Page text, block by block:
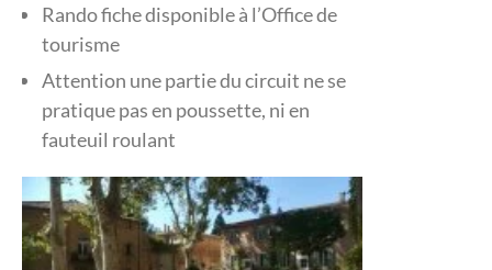
Rando fiche disponible à l’Office de
tourisme
Attention une partie du circuit ne se
pratique pas en poussette, ni en
fauteuil roulant